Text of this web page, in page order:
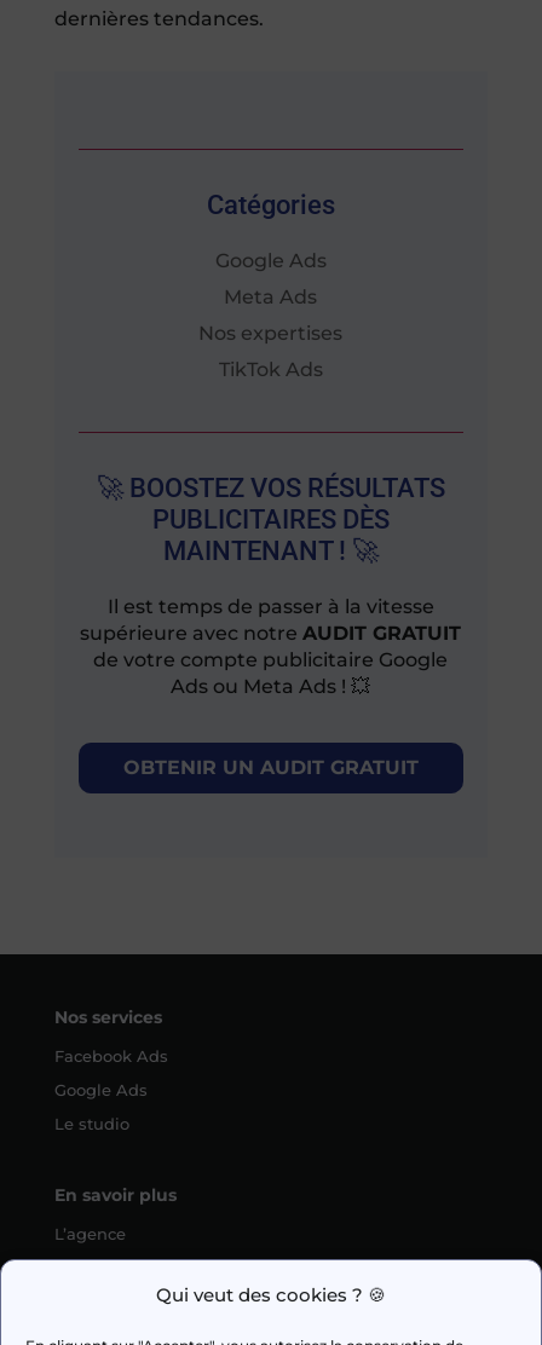
Qui veut des cookies ? 🍪
dernières tendances.
Catégories
Google Ads
Meta Ads
Nos expertises
TikTok Ads
🚀 BOOSTEZ VOS RÉSULTATS
PUBLICITAIRES DÈS
MAINTENANT ! 🚀
Il est temps de passer à la vitesse
supérieure avec notreAUDIT GRATUIT
de votre compte publicitaire Google
Ads ou Meta Ads ! 💥
OBTENIR UN AUDIT GRATUIT
Nos services
Facebook Ads
Google Ads
Le studio
En savoir plus
L’agence